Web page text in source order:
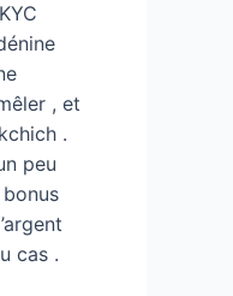
, et
.
peu
cas .